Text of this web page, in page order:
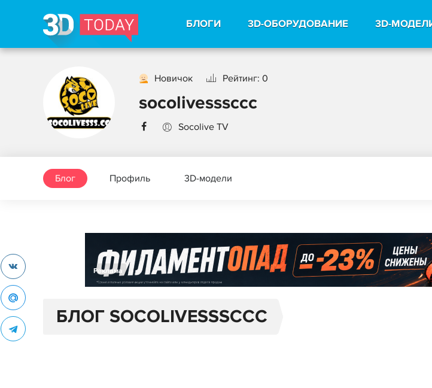
БЛОГИ 3D-ОБОРУДОВАНИЕ 3D-
Новичок Рейтинг: 0
socolivesssccc
Socolive TV
Блог Профиль 3D-модели
Реклама
БЛОГ SOCOLIVESSSCCC